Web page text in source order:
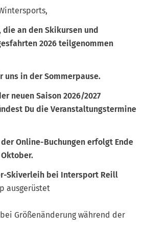
an den Skikursen und
2026 teilgenommen
uns in der Sommerpause.
neuen Saison 2026/2027
Du die Veranstaltungstermine
Online-Buchungen erfolgt Ende
Skiverleih bei Intersport Reill
ausgerüstet
Größenänderung während der